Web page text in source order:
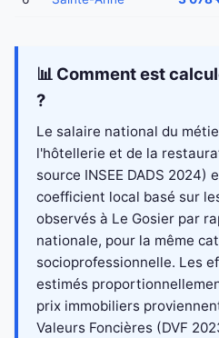
📊 Comment est
?
Le salaire national du
l'hôtellerie et de la
source INSEE DADS 2024)
coefficient local basé sur
observés à Le Gosier par
nationale, pour la même
socioprofessionnelle. Les
estimés
prix immobiliers
Valeurs Foncières (DVF